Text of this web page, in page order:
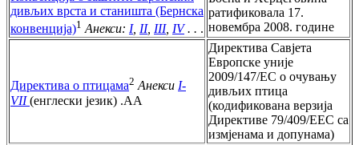
дивљих врста и станишта (Бернска
конвенција)1 Анекси: I, II, III, IV. . .
ратификовала 17.
новембра 2008. године
Директива о птицама2 Анекси I-
VII (енглески језик) .AA
Директива Савјета
Европске уније
2009/147/EC о очувању
дивљих птица
(кодификована верзија
Директиве 79/409/ЕЕC са
измјенама и допунама)